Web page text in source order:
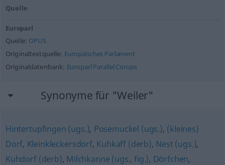
Quelle
Europarl
Quelle: OPUS
Originaltextquelle: Europäisches Parlament
Originaldatenbank: Europarl Parallel Corups
Synonyme für "Weiler"
Hintertupfingen (ugs.), Posemuckel (ugs.), (kleines)
Dorf, Kleinkleckersdorf, Kuhkaff (derb), Nest (ugs.),
Kuhdorf (derb), Milchkanne (ugs., fig.), Dörfchen,